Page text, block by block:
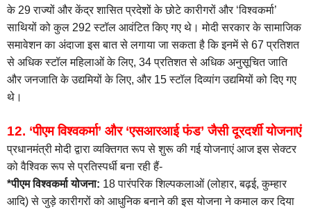
के 29 राज्यों और केंद्र शासित प्रदेशों के छोटे कारीगरों और ‘विश्वकर्मा’
साथियों को कुल 292 स्टॉल आवंटित किए गए थे। मोदी सरकार के सामाजिक
समावेशन का अंदाजा इस बात से लगाया जा सकता है कि इनमें से 67 प्रतिशत
से अधिक स्टॉल महिलाओं के लिए, 34 प्रतिशत से अधिक अनुसूचित जाति
और जनजाति के उद्यमियों के लिए, और 15 स्टॉल दिव्यांग उद्यमियों को दिए गए
थे।
12. ‘पीएम विश्वकर्मा’ और ‘एसआरआई फंड’ जैसी दूरदर्शी योजनाएं
प्रधानमंत्री मोदी द्वारा व्यक्तिगत रूप से शुरू की गई योजनाएं आज इस सेक्टर
को वैश्विक रूप से प्रतिस्पर्धी बना रही हैं-
*पीएम विश्वकर्मा योजना: 18 पारंपरिक शिल्पकलाओं (लोहार, बढ़ई, कुम्हार
आदि) से जुड़े कारीगरों को आधुनिक बनाने की इस योजना ने कमाल कर दिया